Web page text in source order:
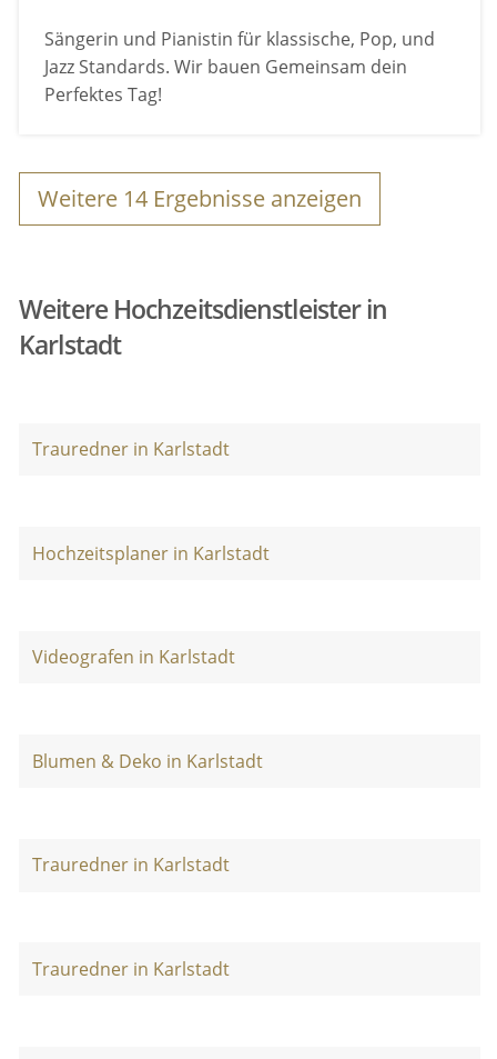
Sängerin und Pianistin für klassische, Pop, und
Jazz Standards. Wir bauen Gemeinsam dein
Perfektes Tag!
Weitere 14 Ergebnisse anzeigen
Weitere Hochzeitsdienstleister in
Karlstadt
Trauredner in Karlstadt
Hochzeitsplaner in Karlstadt
Videografen in Karlstadt
Blumen & Deko in Karlstadt
Trauredner in Karlstadt
Trauredner in Karlstadt